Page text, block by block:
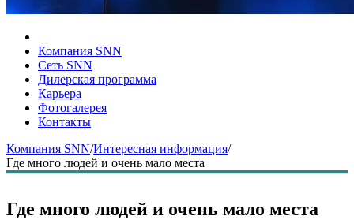
Компания SNN
Сеть SNN
Дилерская программа
Карьера
Фотогалерея
Контакты
Компания SNN/Интересная информация/
Где много людей и очень мало места
Где много людей и очень мало места